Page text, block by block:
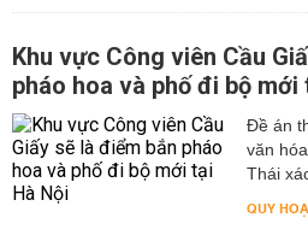
Khu vực Công viên Cầu
pháo hoa và phố đi bộ mới
Đề án
văn
Thái
QUY